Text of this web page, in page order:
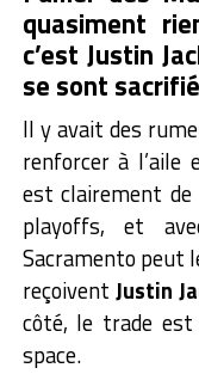
quasiment
c’est Justin
se sont
Il y avait des
renforcer à l’aile
est clairement
playoffs, et
Sacramento peut
reçoiventJustin
côté, le trade
space.